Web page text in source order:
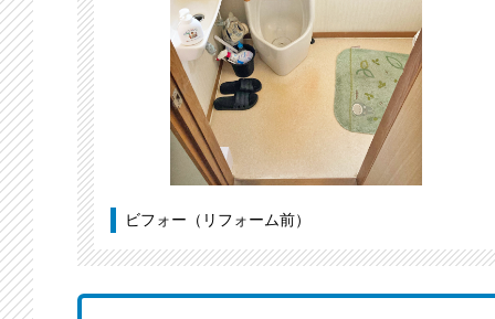
ビフォー（リフォーム前）